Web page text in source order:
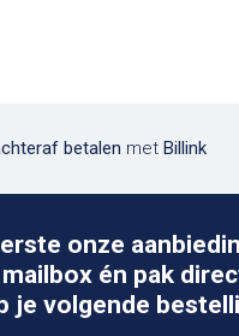
betalen met Billink
onze
én pak
je volgende